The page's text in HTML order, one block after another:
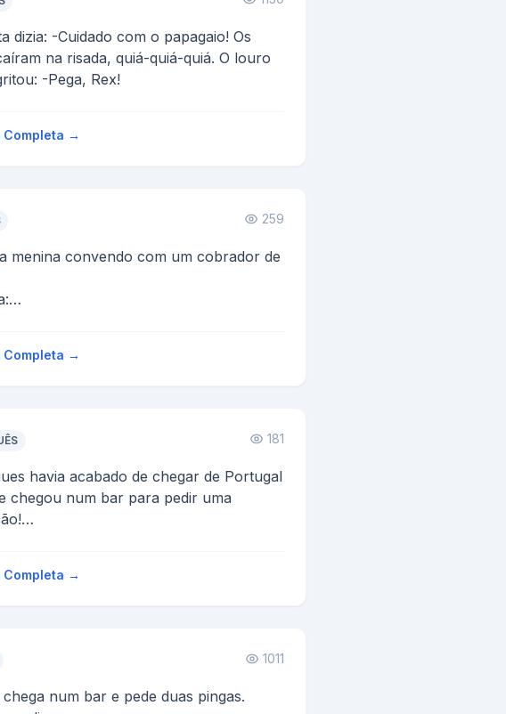
dizia: -Cuidado com o papagaio! Os
na risada, quiá-quiá-quiá. O louro
-Pega, Rex!
Completa →
259
menina convendo com um cobrador de
Completa →
181
havia acabado de chegar de Portugal
chegou num bar para pedir uma
Completa →
1011
num bar e pede duas pingas.